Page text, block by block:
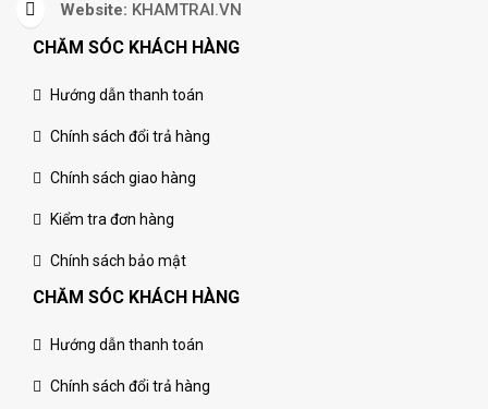
Website: KHAMTRAI.VN
CHĂM SÓC KHÁCH HÀNG
Hướng dẫn thanh toán
Chính sách đổi trả hàng
Chính sách giao hàng
Kiểm tra đơn hàng
Chính sách bảo mật
CHĂM SÓC KHÁCH HÀNG
Hướng dẫn thanh toán
Chính sách đổi trả hàng